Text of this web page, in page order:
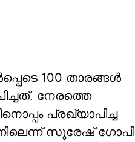
100 താരങ്ങള്‍
നേരത്തെ
പ്രഖ്യാപിച്ച
സുരേഷ് ഗോപി